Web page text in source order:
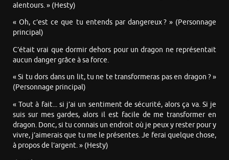
alentours. » (Hesty)
« Oh, c’est ce que tu entends par dangereux ? » (Personnage
principal)
C’était vrai que dormir dehors pour un dragon ne représentait
aucun danger grâce à sa force.
« Si tu dors dans un lit, tu ne te transformeras pas en dragon ? »
(Personnage principal)
« Tout à fait... si j’ai un sentiment de sécurité, alors ça va. Si je
suis sur mes gardes, alors il est facile de me transformer en
dragon. Donc, si tu connais un endroit où je peux y rester pour y
vivre, j’aimerais que tu me le présentes. Je ferai quelque chose,
à propos de l’argent. » (Hesty)